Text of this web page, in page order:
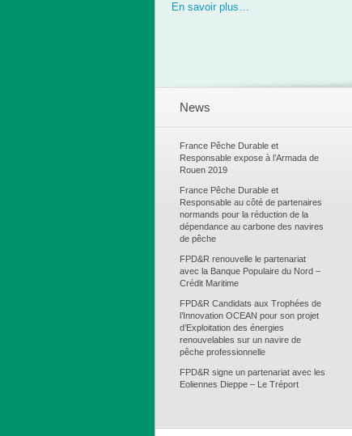
En savoir plus…
News
France Pêche Durable et
Responsable expose à l’Armada de
Rouen 2019
France Pêche Durable et
Responsable au côté de partenaires
normands pour la réduction de la
dépendance au carbone des navires
de pêche
FPD&R renouvelle le partenariat
avec la Banque Populaire du Nord –
Crédit Maritime
FPD&R Candidats aux Trophées de
l’Innovation OCEAN pour son projet
d’Exploitation des énergies
renouvelables sur un navire de
pêche professionnelle
FPD&R signe un partenariat avec les
Eoliennes Dieppe – Le Tréport